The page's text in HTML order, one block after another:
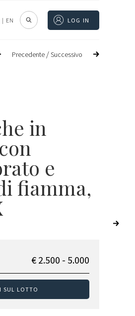
| EN LOG IN
Precedente /Successivo
in
e
fiamma,
€ 2.500 - 5.000
SUL LOTTO